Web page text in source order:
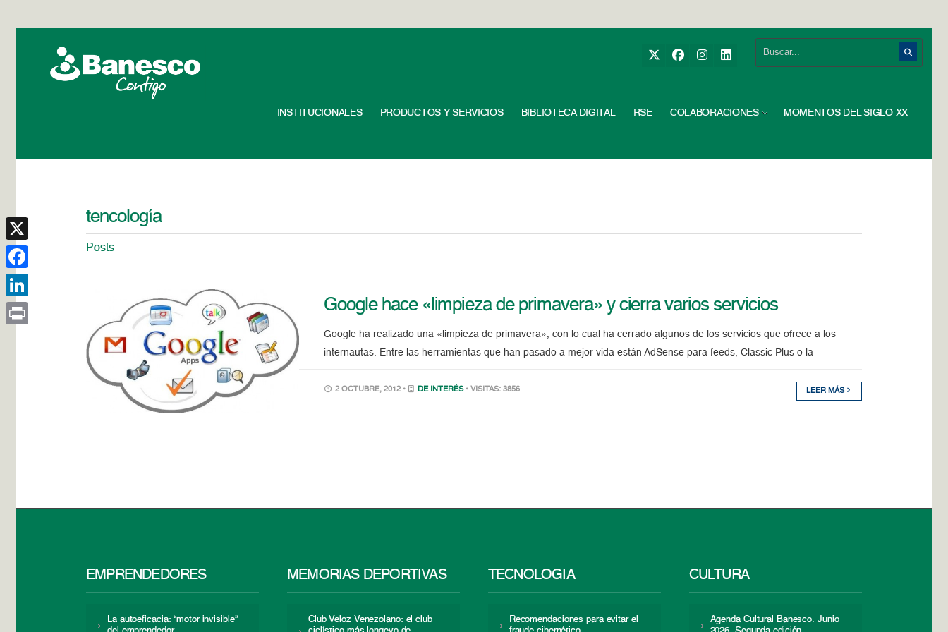
INSTITUCIONALES PRODUCTOS Y SERVICIOS BIBLIOTECA DIGITAL RSE COLABORACIONES MOMENTOS DEL SIGLO XX
tencología
Posts
Google hace «limpieza de primavera» y cierra varios servicios
Google ha realizado una «limpieza de primavera», con lo cual ha cerrado algunos de los servicios que ofrece a los
internautas. Entre las herramientas que han pasado a mejor vida están AdSense para feeds, Classic Plus o la
2 OCTUBRE, 2012 • DE INTERÉS • VISITAS: 3856 LEER MÁS
EMPRENDEDORES
La autoeficacia: “motor invisible”
MEMORIAS DEPORTIVAS
Club Veloz Venezolano: el club
TECNOLOGÍA
Recomendaciones para evitar el
CULTURA
Agenda Cultural Banesco. Junio
X
Facebook
LinkedIn